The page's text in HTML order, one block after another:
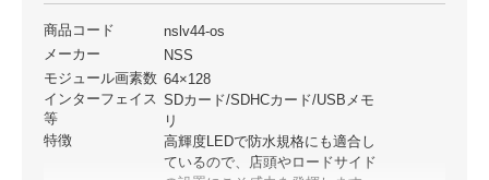
商品コード
nslv44-os
メーカー
NSS
モジュール画素数 64×128
インターフェイス
等
SDカード/SDHCカード/USBメモ
リ
特徴
高輝度LEDで防水規格にも適合し
ているので、店頭やロードサイド